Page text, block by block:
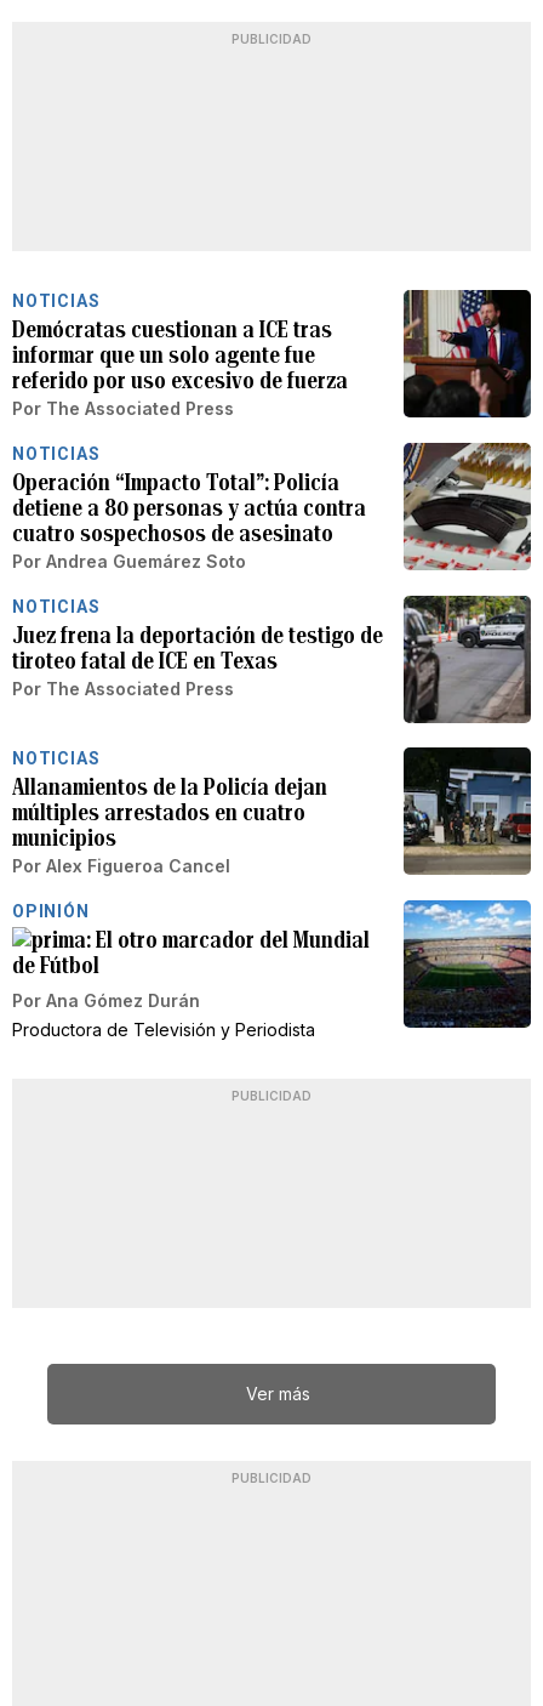
PUBLICIDAD
NOTICIAS
Demócratas cuestionan a ICE tras
informar que un solo agente fue
referido por uso excesivo de fuerza
Por The Associated Press
NOTICIAS
Operación “Impacto Total”: Policía
detiene a 80 personas y actúa contra
cuatro sospechosos de asesinato
Por Andrea Guemárez Soto
NOTICIAS
Juez frena la deportación de testigo de
tiroteo fatal de ICE en Texas
Por The Associated Press
NOTICIAS
Allanamientos de la Policía dejan
múltiples arrestados en cuatro
municipios
Por Alex Figueroa Cancel
OPINIÓN
El otro marcador del Mundial
de Fútbol
Por Ana Gómez Durán
Productora de Televisión y Periodista
PUBLICIDAD
Ver más
PUBLICIDAD